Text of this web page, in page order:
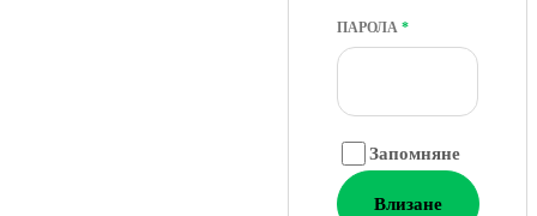
ПАРОЛА *ЗАДЪЛЖИТЕЛНО
Запомняне
Влизане